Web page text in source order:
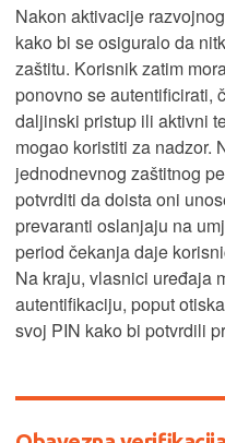
Nakon aktivacije
kako bi se osiguralo da
zaštitu. Korisnik zatim
ponovno se autentificirati,
daljinski pristup ili aktivni
mogao koristiti za nadzor.
jednodnevnog zaštitnog
potvrditi da doista oni
prevaranti oslanjaju na
period čekanja daje
Na kraju, vlasnici uređaja
autentifikaciju, poput
svoj PIN kako bi potvrdili